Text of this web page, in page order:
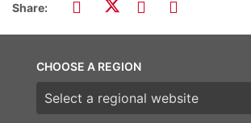
Share:
CHOOSE A REGION
Choose a region